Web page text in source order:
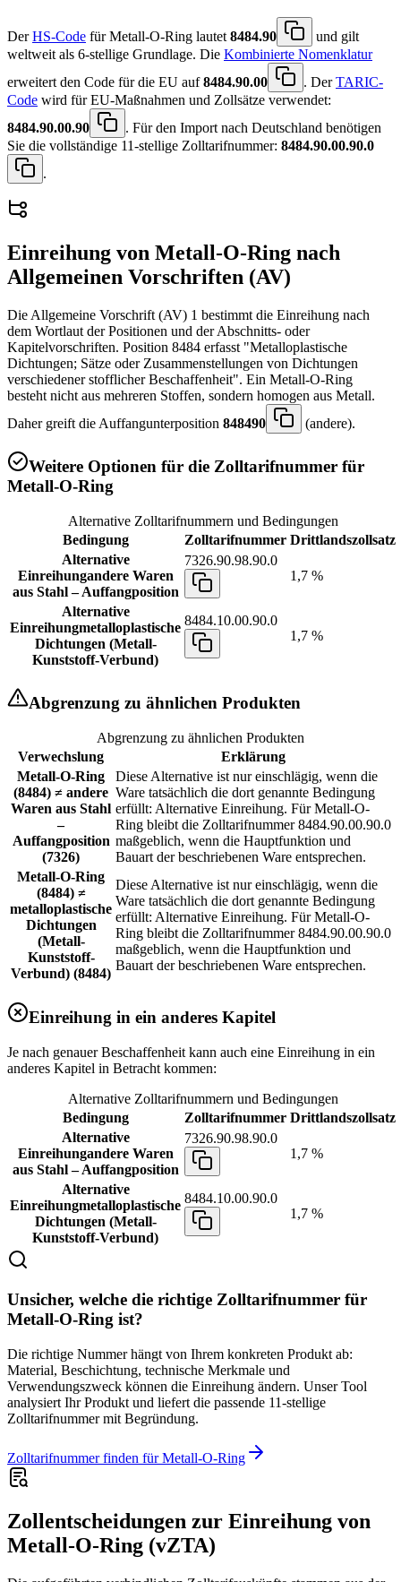
DerHS-Code für Metall-O-Ring lautet8484.90
und gilt
weltweit als 6-stellige Grundlage. Die Kombinierte Nomenklatur
erweitert den Code für die EU auf8484.90.00 . DerTARIC-
Code wird für EU-Maßnahmen und Zollsätze verwendet:
8484.90.00.90
. Für den Import nach Deutschland benötigen
Sie die vollständige 11-stellige Zolltarifnummer: 8484.90.00.90.0
.
Einreihung von Metall-O-Ring nach
Allgemeinen Vorschriften (AV)
Die Allgemeine Vorschrift (AV) 1 bestimmt die Einreihung nach
dem Wortlaut der Positionen und der Abschnitts- oder
Kapitelvorschriften. Position 8484 erfasst "Metalloplastische
Dichtungen; Sätze oder Zusammenstellungen von Dichtungen
verschiedener stofflicher Beschaffenheit". Ein Metall-O-Ring
besteht nicht aus mehreren Stoffen, sondern homogen aus Metall.
Daher greift die Auffangunterposition 848490 (andere).
Weitere Optionen für die Zolltarifnummer für
Metall-O-Ring
Alternative Zolltarifnummern und Bedingungen
Bedingung
Zolltarifnummer Drittlandszollsatz
Alternative
Einreihungandere Waren
aus Stahl – Auffangposition
7326.90.98.90.0
1,7 %
Alternative
Einreihungmetalloplastische
Dichtungen (Metall-
Kunststoff-Verbund)
8484.10.00.90.0
1,7 %
Abgrenzung zu ähnlichen Produkten
Abgrenzung zu ähnlichen Produkten
Verwechslung
Erklärung
Metall-O-Ring
(8484) ≠ andere
Waren aus Stahl
–
Auffangposition
(7326)
Diese Alternative ist nur einschlägig, wenn die
Ware tatsächlich die dort genannte Bedingung
erfüllt: Alternative Einreihung. Für Metall-O-
Ring bleibt die Zolltarifnummer 8484.90.00.90.0
maßgeblich, wenn die Hauptfunktion und
Bauart der beschriebenen Ware entsprechen.
Metall-O-Ring
(8484) ≠
metalloplastische
Dichtungen
(Metall-
Kunststoff-
Verbund) (8484)
Diese Alternative ist nur einschlägig, wenn die
Ware tatsächlich die dort genannte Bedingung
erfüllt: Alternative Einreihung. Für Metall-O-
Ring bleibt die Zolltarifnummer 8484.90.00.90.0
maßgeblich, wenn die Hauptfunktion und
Bauart der beschriebenen Ware entsprechen.
Einreihung in ein anderes Kapitel
Je nach genauer Beschaffenheit kann auch eine Einreihung in ein
anderes Kapitel in Betracht kommen:
Alternative Zolltarifnummern und Bedingungen
Bedingung
Zolltarifnummer Drittlandszollsatz
Alternative
Einreihungandere Waren
aus Stahl – Auffangposition
7326.90.98.90.0
1,7 %
Alternative
Einreihungmetalloplastische
Dichtungen (Metall-
Kunststoff-Verbund)
8484.10.00.90.0
1,7 %
Unsicher, welche die richtige Zolltarifnummer für
Metall-O-Ring ist?
Die richtige Nummer hängt von Ihrem konkreten Produkt ab:
Material, Beschichtung, technische Merkmale und
Verwendungszweck können die Einreihung ändern. Unser Tool
analysiert Ihr Produkt und liefert die passende 11-stellige
Zolltarifnummer mit Begründung.
Zolltarifnummer finden für Metall-O-Ring
Zollentscheidungen zur Einreihung von
Metall-O-Ring (vZTA)